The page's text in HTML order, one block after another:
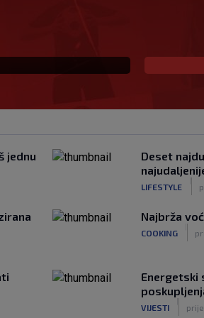
jednu
Deset
LIFESTYLE
Najbrža
COOKING
Energetski
VIJESTI